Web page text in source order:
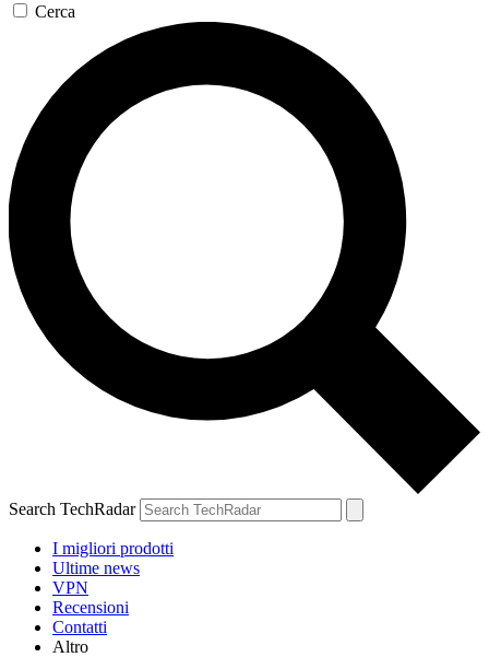
Cerca
Search TechRadar
I migliori prodotti
Ultime news
VPN
Recensioni
Contatti
Altro